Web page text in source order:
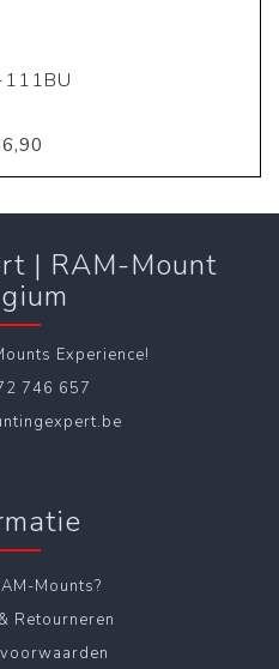
| RAM-Mount
Experience!
746 657
Mounts?
Retourneren